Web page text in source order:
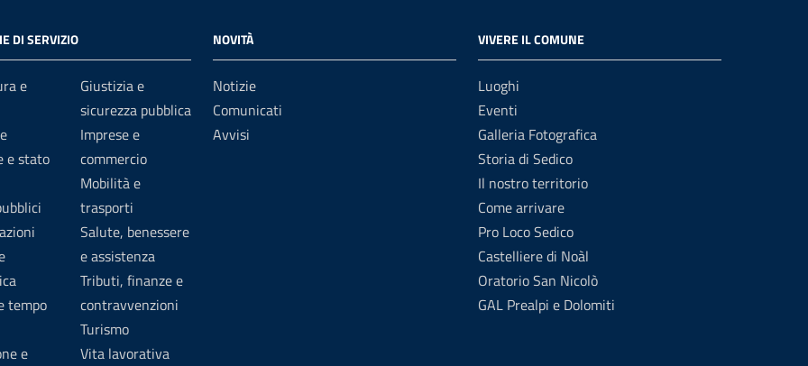
DI SERVIZIO
e
e stato
tempo
e
Giustizia e
sicurezza pubblica
Imprese e
commercio
Mobilità e
trasporti
Salute, benessere
e assistenza
Tributi, finanze e
contravvenzioni
Turismo
Vita lavorativa
NOVITÀ
Notizie
Comunicati
Avvisi
VIVERE IL COMUNE
Luoghi
Eventi
Galleria Fotografica
Storia di Sedico
Il nostro territorio
Come arrivare
Pro Loco Sedico
Castelliere di Noàl
Oratorio San Nicolò
GAL Prealpi e Dolomiti